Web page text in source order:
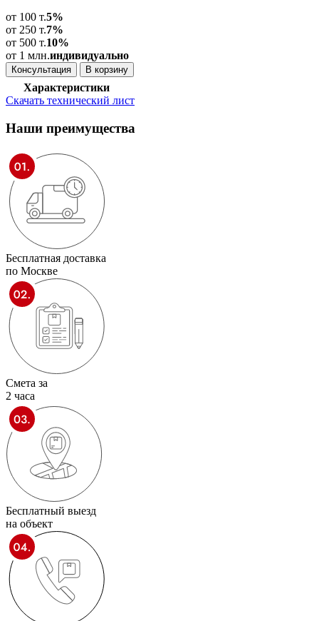
от 100 т.5%
от 250 т.7%
от 500 т.10%
от 1 млн.индивидуально
Консультация В корзину
Характеристики
Скачать технический лист
Наши преимущества
Бесплатная доставка
по Москве
Смета за
2 часа
Бесплатный выезд
на объект